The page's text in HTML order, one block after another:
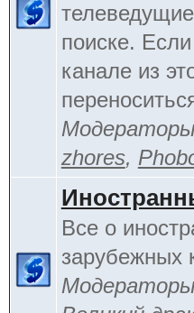
поиске.
канале из
zhores,
Все о
зарубежных